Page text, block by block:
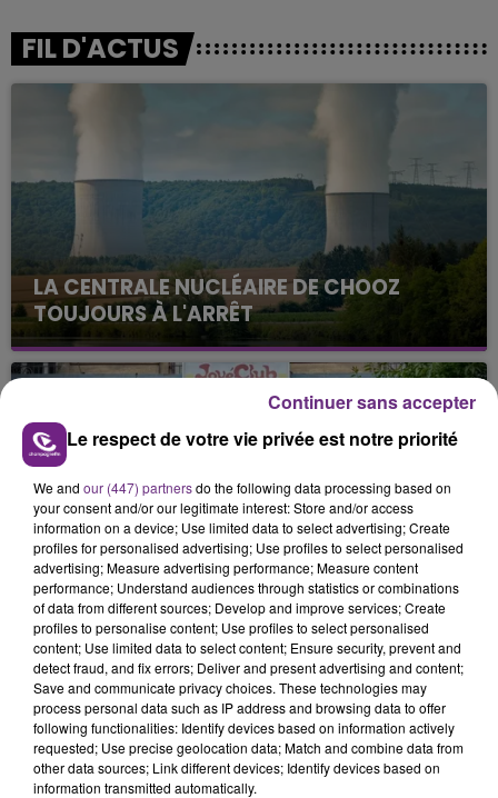
FIL D'ACTUS
LA CENTRALE NUCLÉAIRE DE CHOOZ
TOUJOURS À L'ARRÊT
Cela fait déjà une semaine que la centrale
nucléaire ardennaise est à l'arrêt. Une situation
justifiée par la sécheresse intense qui est toujours
présente.
LE MAGASIN JOUÉCLUB DE REIMS FERME
SES PORTES
C'était l'une des institutions du centre-ville
rémois. Le magasin JouéClub est contraint de
fermer ses portes.
TITRES DIFFUSÉS
23h29
23h29 23h25
23h25
Le respect de votre vie privée est notre priorité
We and our (447) partnersdo the following data processing based on
your consent and/or our legitimate interest: Store and/or access
information on a device; Use limited data to select advertising; Create
profiles for personalised advertising; Use profiles to select personalised
advertising; Measure advertising performance; Measure content
performance; Understand audiences through statistics or combinations
of data from different sources; Develop and improve services; Create
profiles to personalise content; Use profiles to select personalised
content; Use limited data to select content; Ensure security, prevent and
detect fraud, and fix errors; Deliver and present advertising and content;
Save and communicate privacy choices. These technologies may
process personal data such as IP address and browsing data to offer
following functionalities: Identify devices based on information actively
requested; Use precise geolocation data; Match and combine data from
other data sources; Link different devices; Identify devices based on
information transmitted automatically.
Continuer sans accepter